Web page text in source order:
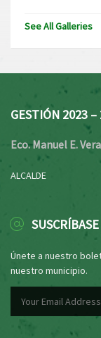
See All Galleries
GESTIÓN 2023 –
Eco. Manuel E.
ALCALDE
Únete a nuestro
nuestro municipio.